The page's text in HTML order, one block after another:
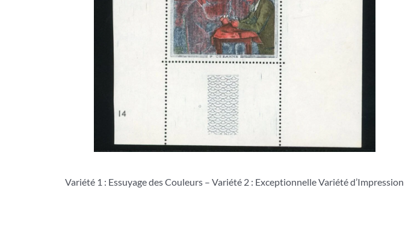
Variété 1 : Essuyage des Couleurs – Variété 2 : Exceptionnelle Variété d’Impression